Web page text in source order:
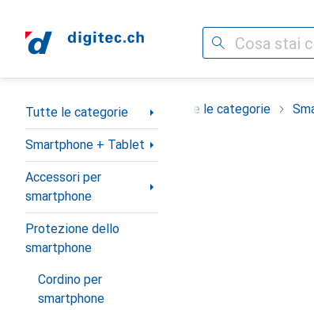
Cerca
Categoria Navigazione
Tutte le categorie
Smartphone + Tablet
Accessori per
smartphone
Protezione dello
smartphone
Cordino per
smartphone
Tutte le categorie